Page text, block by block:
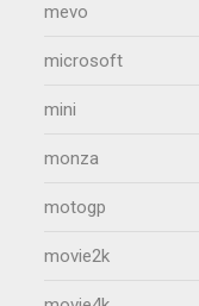
mevo
microsoft
mini
monza
motogp
movie2k